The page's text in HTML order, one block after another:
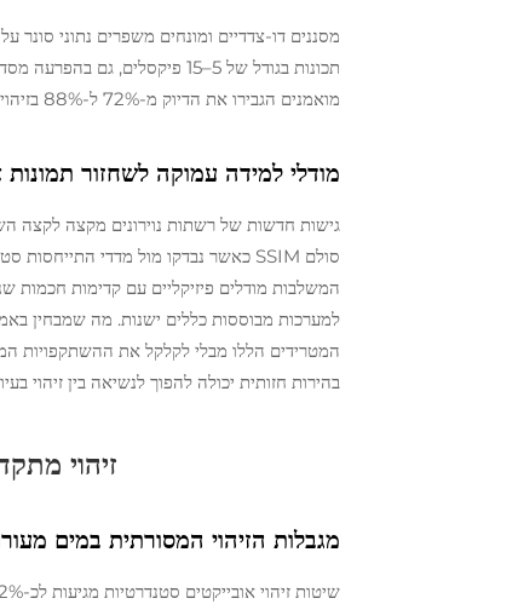
מסננים דו-צדדיים ומונחים משפרים נתוני סונר
מואמנים הגבירו את הדיוק מ-72% ל-88% בזיהוי פוליפים של אלמוגים במים עכורים.
מודלי למידה עמוקה לשחזור תמונות
למערכות מבוססות כללים ישנות. מה שמבחין
המטרידים הללו מבלי לקלקל את ההשתקפויות
בהירות חזותית יכולה להפוך לנשיאה בין זיהוי
זיהוי
מגבלות הזיהוי המסורתית במים